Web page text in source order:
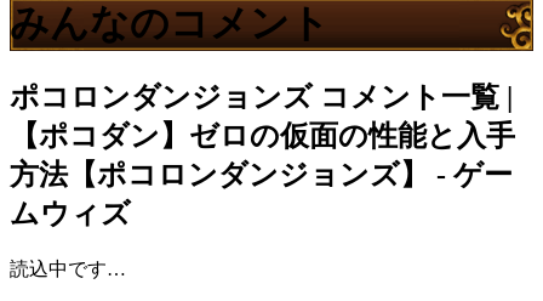
みんなのコメント
ポコロンダンジョンズ コメント一覧 |
【ポコダン】ゼロの仮面の性能と入手
方法【ポコロンダンジョンズ】 - ゲー
ムウィズ
読込中です…